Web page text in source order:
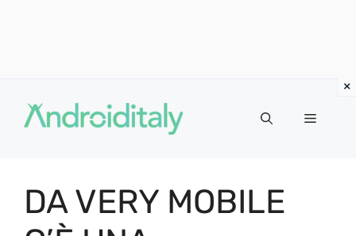
contenuto
MENU
DA VERY MOBILE